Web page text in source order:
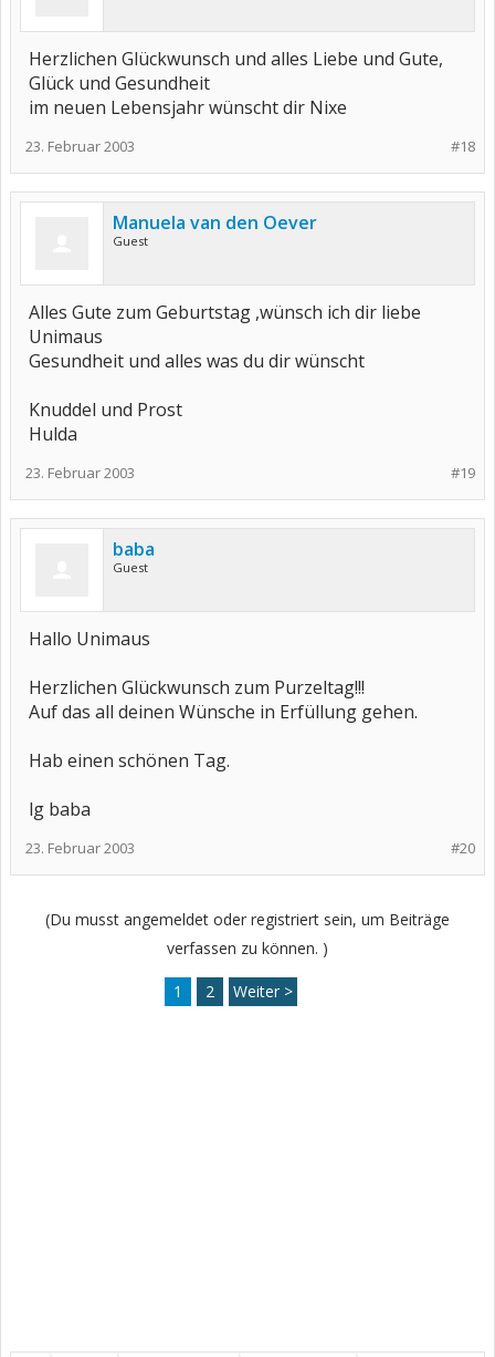
Herzlichen Glückwunsch und alles Liebe und Gute,
Glück und Gesundheit
im neuen Lebensjahr wünscht dir Nixe
#18
23. Februar 2003
Manuela van den Oever
Guest
Alles Gute zum Geburtstag ,wünsch ich dir liebe
Unimaus
Gesundheit und alles was du dir wünscht
Knuddel und Prost
Hulda
#19
23. Februar 2003
baba
Guest
Hallo Unimaus
Herzlichen Glückwunsch zum Purzeltag!!!
Auf das all deinen Wünsche in Erfüllung gehen.
Hab einen schönen Tag.
lg baba
#20
23. Februar 2003
(Du musst angemeldet oder registriert sein, um Beiträge
verfassen zu können. )
1 2 Weiter >